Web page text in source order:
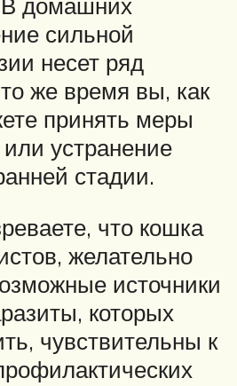
сильной
несет ряд
же время вы, как
принять меры
устранение
стадии.
что кошка
желательно
источники
которых
чувствительны к